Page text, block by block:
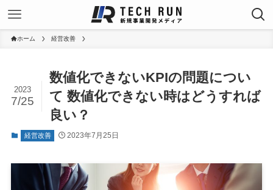
ホーム 経営改善
数値化できないKPIの問題につい
て 数値化できない時はどうすれば
良い？
2023
7/25
経営改善 2023年7月25日